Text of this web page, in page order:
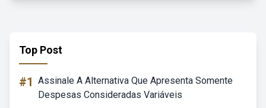
Top Post
#1 Assinale A Alternativa Que Apresenta Somente
Despesas Consideradas Variáveis